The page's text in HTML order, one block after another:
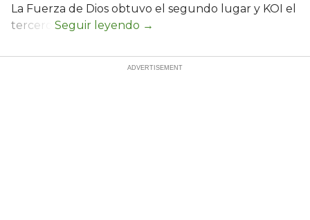
La Fuerza de Dios obtuvo el segundo lugar y KOI el
tercero.